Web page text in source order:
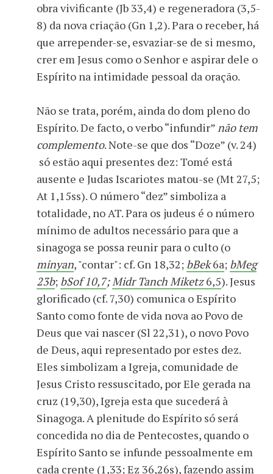
obra vivificante (Jb 33,4) e regeneradora (3,5-
8) da nova criação (Gn 1,2). Para o receber, há
que arrepender-se, esvaziar-se de si mesmo,
crer em Jesus como o Senhor e aspirar dele o
Espírito na intimidade pessoal da oração.
Não se trata, porém, ainda do dom pleno do
Espírito. De facto, o verbo “infundir”não tem
complemento. Note-se que dos “Doze” (v. 24)
só estão aqui presentes dez: Tomé está
ausente e Judas Iscariotes matou-se (Mt 27,5;
At 1,15ss). O número “dez” simboliza a
totalidade, no AT. Para os judeus é o número
mínimo de adultos necessário para que a
sinagoga se possa reunir para o culto (o
minyan, "contar": cf. Gn 18,32; bBek6a; bMeg
23b; bSof 10,7;Midr Tanch Miketz6,5). Jesus
glorificado (cf. 7,30) comunica o Espírito
Santo como fonte de vida nova ao Povo de
Deus que vai nascer (Sl 22,31), o novo Povo
de Deus, aqui representado por estes dez.
Eles simbolizam a Igreja, comunidade de
Jesus Cristo ressuscitado, por Ele gerada na
cruz (19,30), Igreja esta que sucederá à
Sinagoga. A plenitude do Espírito só será
concedida no dia de Pentecostes, quando o
Espírito Santo se infunde pessoalmente em
cada crente (1,33; Ez 36,26s), fazendo assim